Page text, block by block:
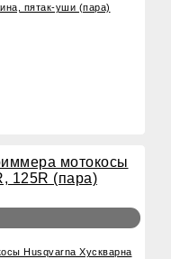
пятак-уши (пара)
Husqvarna Хускварна